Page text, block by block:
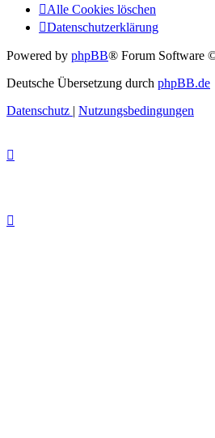
Alle Cookies löschen
Datenschutzerklärung
Powered by phpBB® Forum Software
Deutsche Übersetzung durch phpBB.de
Datenschutz | Nutzungsbedingungen